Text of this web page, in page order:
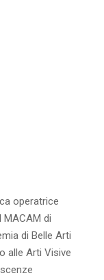
operatrice
di
di Belle Arti
alle Arti Visive